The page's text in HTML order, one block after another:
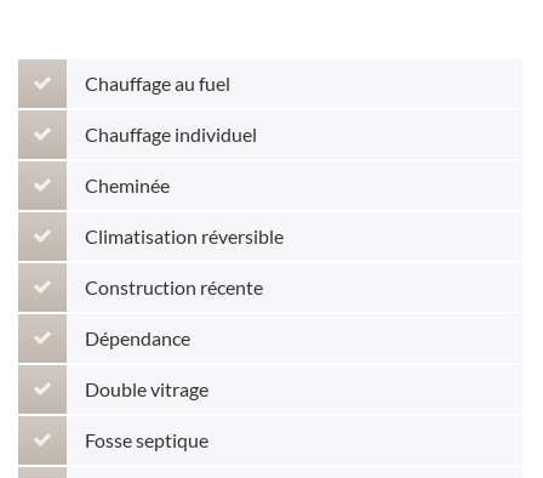
Chauffage au fuel
Chauffage individuel
Cheminée
Climatisation réversible
Construction récente
Dépendance
Double vitrage
Fosse septique